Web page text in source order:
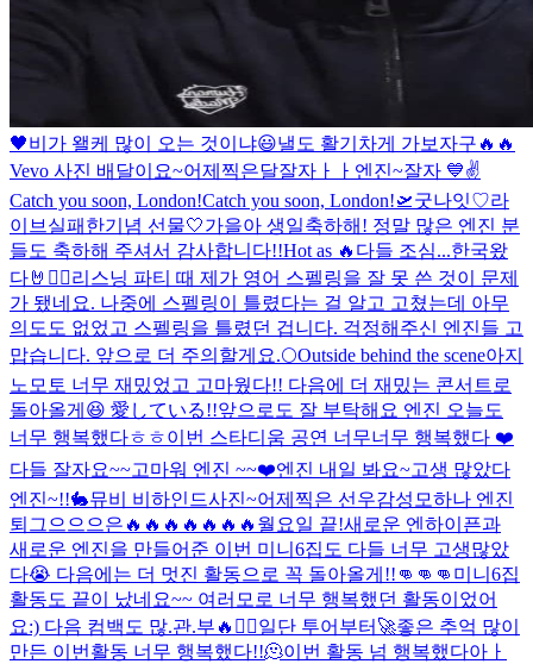
🖤비가 왤케 많이 오는 것이냐😃낼도 활기차게 가보자구🔥🔥
Vevo 사진 배달이요~어제찍은달잘자ㅏㅏ엔진~잘자 💙✌️
Catch you soon, London!Catch you soon, London!🛫굿나잇♡라
이브실패한기념 선물🤍가을아 생일축하해! 정말 많은 엔진 분
들도 축하해 주셔서 감사합니다!!Hot as 🔥 다들 조심...한국왔
다🤘❤️‍🔥리스닝 파티 때 제가 영어 스펠링을 잘 못 쓴 것이 문제
가 됐네요. 나중에 스펠링이 틀렸다는 걸 알고 고쳤는데 아무
의도도 없었고 스펠링을 틀렸던 겁니다. 걱정해주신 엔진들 고
맙습니다. 앞으로 더 주의할게요.🌕Outside behind the scene아지
노모토 너무 재밌었고 고마웠다!! 다음에 더 재밌는 콘서트로
돌아올게😆 愛している!!앞으로도 잘 부탁해요 엔진 오늘도
너무 행복했다ㅎㅎ이번 스타디움 공연 너무너무 행복했다 ❤️
다들 잘자요~~고마워 엔진 ~~❤️엔진 내일 봐요~고생 많았다
엔진~!!🐇뮤비 비하인드사진~어제찍은 선우감성 모하나 엔진
퇴그으으으은 🔥🔥🔥🔥🔥🔥🔥 월요일 끝!새로운 엔하이픈과
새로운 엔진을 만들어준 이번 미니6집도 다들 너무 고생많았
다😭 다음에는 더 멋진 활동으로 꼭 돌아올게!!👊👊👊 미니6집
활동도 끝이 났네요~~ 여러모로 너무 행복했던 활동이었어
요:) 다음 컴백도 많.관.부🔥❤️‍🔥일단 투어부터🚀좋은 추억 많이
만든 이번활동 너무 행복했다!!🫠이번 활동 넘 행복했다아ㅏ